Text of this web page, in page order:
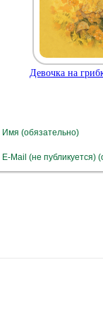
Девочка на
Имя (обязательно)
E-Mail (не публикуется)